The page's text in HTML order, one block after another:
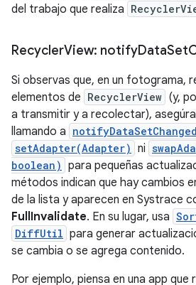
del trabajo que realiza
RecyclerView: notifyDataSet
Si observas que, en un fotograma,
elementos de RecyclerView (y,
a transmitir y a recolectar),
llamando a
setAdapter(Adapter) ni
boolean) para pequeñas
métodos indican que hay cambios
de la lista y aparecen en Systrace
FullInvalidate. En su lugar, usa
DiffUtil para generar
se cambia o se agrega contenido.
Por ejemplo, piensa en una app que